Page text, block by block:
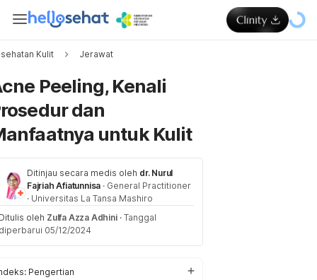
Kulit Jerawat
Peeling, Kenali
dan
untuk Kulit
Ditinjau secara medis oleh dr. Nurul
Fajriah Afiatunnisa · General Practitioner
· Universitas La Tansa Mashiro
oleh Zulfa Azza Adhini · Tanggal
05/12/2024
Pengertian